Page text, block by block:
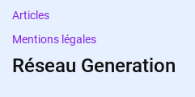
Articles
Mentions légales
Réseau Generation